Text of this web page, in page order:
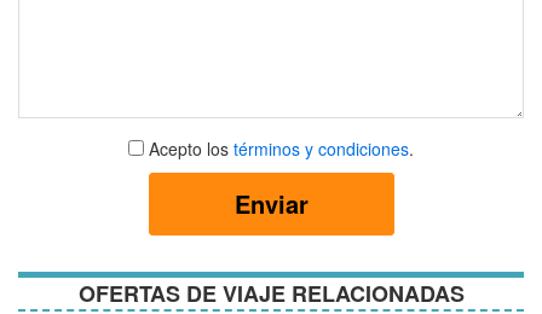
Aceptar
términos
Acepto los términos y condiciones.
Enviar
OFERTAS DE VIAJE RELACIONADAS